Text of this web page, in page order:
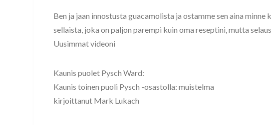
Ben ja jaan innostusta guacamolista ja ostamme sen aina
sellaista, joka on paljon parempi kuin oma reseptini, mutta
Uusimmat videoni
Kaunis puolet Pysch Ward:
Kaunis toinen puoli Pysch -osastolla: muistelma
kirjoittanut Mark Lukach